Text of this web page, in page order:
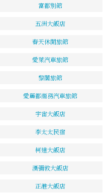
富都別館
五洲大飯店
春天休閒旅館
愛萊汽車旅館
黎閣旅館
愛麗都商務汽車旅館
宇宙大飯店
李太太民宿
柯達大飯店
漢彌敦大飯店
正港大飯店